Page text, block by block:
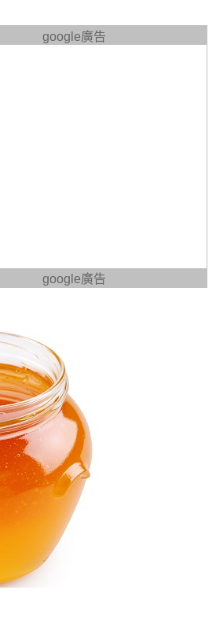
google廣告
google廣告